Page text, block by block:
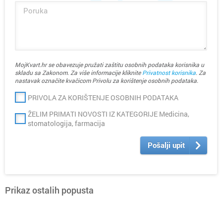
MojKvart.hr se obavezuje pružati zaštitu osobnih podataka korisnika u
skladu sa Zakonom. Za više informacije kliknitePrivatnost korisnika. Za
nastavak označite kvačicom Privolu za korištenje osobnih podataka.
PRIVOLA ZA KORIŠTENJE OSOBNIH PODATAKA
ŽELIM PRIMATI NOVOSTI IZ KATEGORIJE Medicina,
stomatologija, farmacija
Pošalji upit
Prikaz ostalih popusta